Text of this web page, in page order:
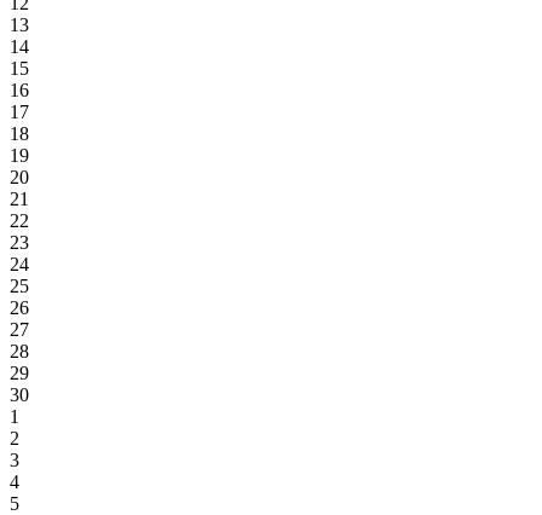
13
14
15
16
17
18
19
20
21
22
23
24
25
26
27
28
29
30
1
2
3
4
5